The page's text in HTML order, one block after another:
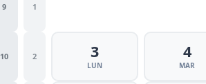
9 1
10 2 3
LUN
4
MAR